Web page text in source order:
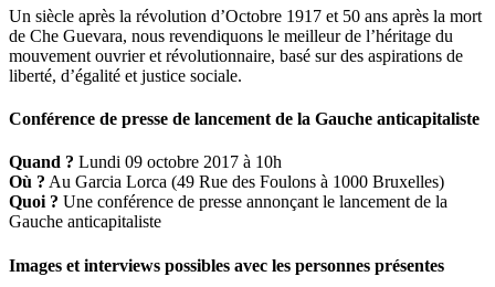
Un siècle après la révolution d’Octobre 1917 et 50 ans après la mort
de Che Guevara, nous revendiquons le meilleur de l’héritage du
mouvement ouvrier et révolutionnaire, basé sur des aspirations de
liberté, d’égalité et justice sociale.
Conférence de presse de lancement de la Gauche anticapitaliste
Quand ? Lundi 09 octobre 2017 à 10h
Où ? Au Garcia Lorca (49 Rue des Foulons à 1000 Bruxelles)
Quoi ? Une conférence de presse annonçant le lancement de la
Gauche anticapitaliste
Images et interviews possibles avec les personnes présentes